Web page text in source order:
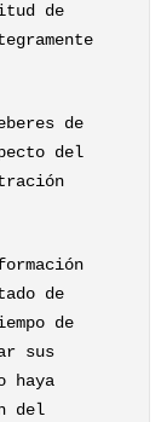
de
de
del
de
de
sus
haya
del